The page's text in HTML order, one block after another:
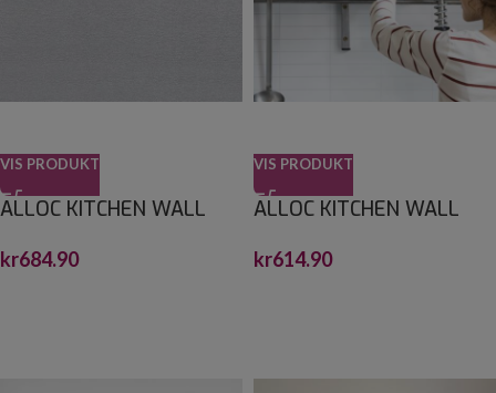
VIS PRODUKT
ALLOC KITCHEN WALL
2,2X600X1200
kr684.90
VIS PRODUKT
ALLOC KITCHEN WALL
2,2X600X1200
kr614.90